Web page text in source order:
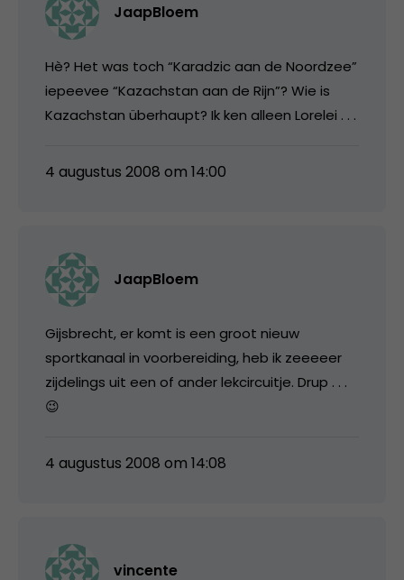
JaapBloem
Hè? Het was toch “Karadzic aan de Noordzee”
iepeevee “Kazachstan aan de Rijn”? Wie is
Kazachstan überhaupt? Ik ken alleen Lorelei . . .
4 augustus 2008 om 14:00
JaapBloem
Gijsbrecht, er komt is een groot nieuw
sportkanaal in voorbereiding, heb ik zeeeeer
zijdelings uit een of ander lekcircuitje. Drup . . .
😉
4 augustus 2008 om 14:08
vincente